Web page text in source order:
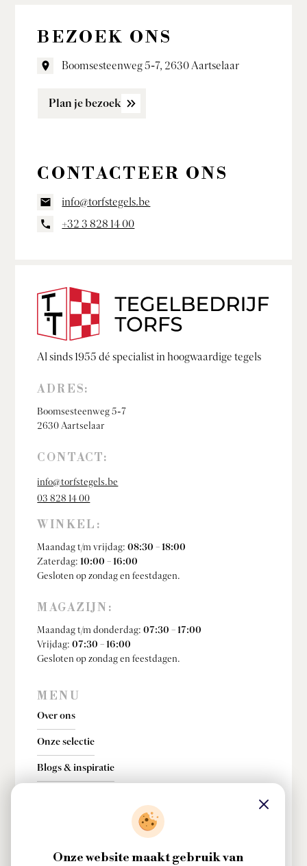
Onze website maakt gebruik van
BEZOEK ONS
Boomsesteenweg 5-7, 2630 Aartselaar
Plan je bezoek
CONTACTEER ONS
info@torfstegels.be
+32 3 828 14 00
Al sinds 1955 dé specialist in hoogwaardige tegels
ADRES:
Boomsesteenweg 5-7
2630 Aartselaar
CONTACT:
info@torfstegels.be
03 828 14 00
WINKEL:
Maandag t/m vrijdag:08:30 – 18:00
Zaterdag: 10:00 – 16:00
Gesloten op zondag en feestdagen.
MAGAZIJN:
Maandag t/m donderdag:07:30 – 17:00
Vrijdag:07:30 – 16:00
Gesloten op zondag en feestdagen.
MENU
Over ons
Onze selectie
Blogs & inspiratie
Privacy & cookies